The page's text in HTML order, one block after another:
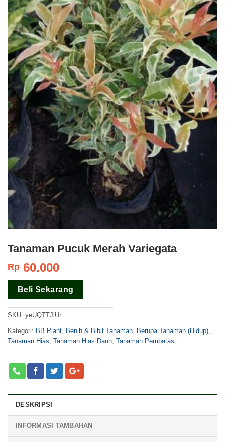
Tanaman Pucuk Merah Variegata
Rp 60.000
Beli Sekarang
SKU: yeUQTTJlUr
Kategori: BB Plant Benih & Bibit Tanaman Berupa Tanaman (Hidup)
Tanaman Hias Tanaman Hias Daun Tanaman Pembatas
DESKRIPSI
INFORMASI TAMBAHAN